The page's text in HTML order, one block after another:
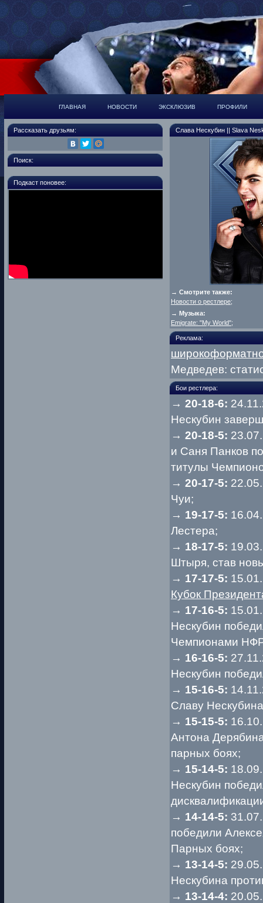
ГЛАВНАЯ НОВОСТИ ЭКСКЛЮЗИВ ПРОФИЛИ
Рассказать друзьям:
Поиск:
Подкаст поновее:
Слава Нескубин || Slava
→ Смотрите также:
Новости о рестлере;
→ Музыка:
Emigrate: "My World";
Реклама:
Медведев:
Бои рестлера:
→ 20-18-6:
Нескубин
→ 20-18-5:
и Саня Панков
титулы
→ 20-17-5:
Чуи;
→ 19-17-5:
Лестера;
→ 18-17-5:
Штыря, став
→ 17-17-5:
Кубок
→ 17-16-5:
Нескубин
Чемпионами
→ 16-16-5:
Нескубин
→ 15-16-5:
Славу
→ 15-15-5:
Антона
парных боях;
→ 15-14-5:
Нескубин
→ 14-14-5:
победили
Парных боях;
→ 13-14-5:
Нескубина
→ 13-14-4: